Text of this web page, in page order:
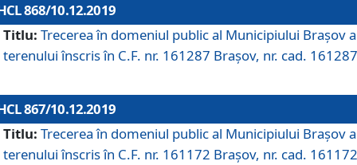
868/10.12.2019
Titlu: Trecerea în domeniul public al Municipiului Braşov a
terenului înscris în C.F. nr. 161287 Brașov, nr. cad.
867/10.12.2019
Titlu: Trecerea în domeniul public al Municipiului Braşov a
terenului înscris în C.F. nr. 161172 Brașov, nr. cad.